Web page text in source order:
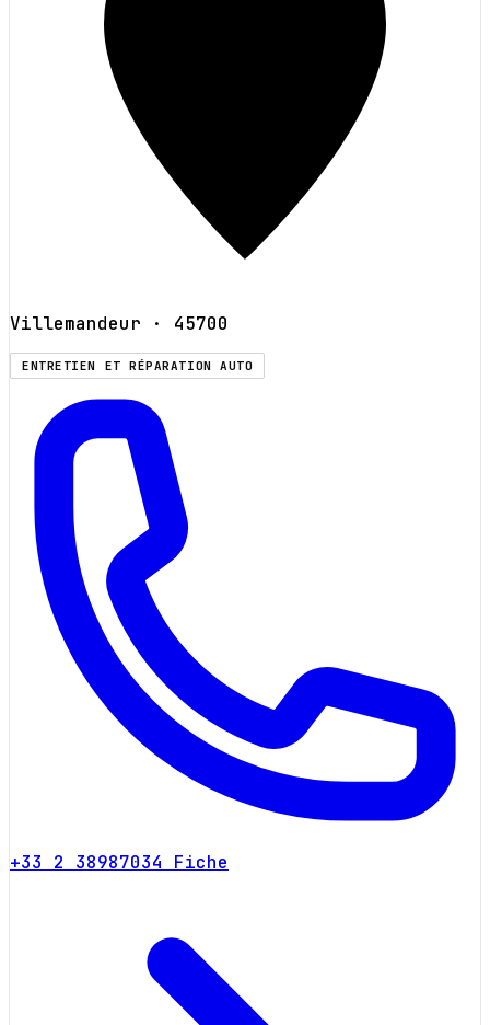
Villemandeur · 45700
ENTRETIEN ET RÉPARATION AUTO
+33 2 38987034 Fiche